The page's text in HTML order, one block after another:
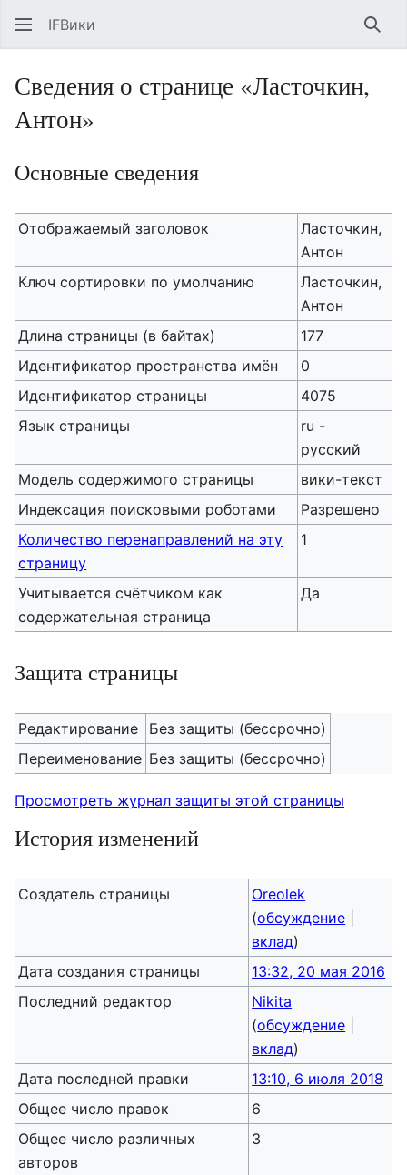
IFВики
Сведения о странице «Ласточкин,
Антон»
Основные сведения
Отображаемый заголовок
Ласточкин,
Антон
Ключ сортировки по умолчанию
Ласточкин,
Антон
Длина страницы (в байтах)
177
Идентификатор пространства имён
0
Идентификатор страницы
4075
Язык страницы
ru -
русский
Модель содержимого страницы
вики-текст
Индексация поисковыми роботами
Разрешено
Количество перенаправлений на эту
страницу
1
Учитывается счётчиком как
содержательная страница
Да
Защита страницы
Редактирование
Без защиты (бессрочно)
Переименование Без защиты (бессрочно)
Просмотреть журнал защиты этой страницы
История изменений
Создатель страницы
Oreolek
(обсуждение
вклад)
Дата создания страницы
13:32, 20 мая 2016
Последний редактор
Nikita
(обсуждение
вклад)
Дата последней правки
13:10, 6 июля 2018
Общее число правок
6
Общее число различных
авторов
3